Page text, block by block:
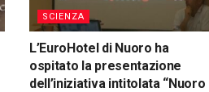
SCIENZA
L’EuroHotel di Nuoro ha
ospitato la presentazione
dell’iniziativa intitolata “Nuoro